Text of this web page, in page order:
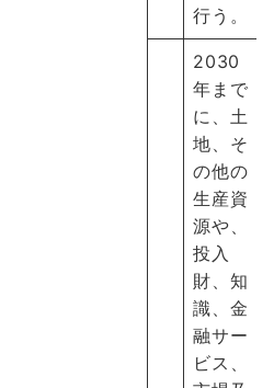
行う。
2030
年まで
に、土
地、そ
の他の
生産資
源や、
投入
財、知
識、金
融サー
ビス、